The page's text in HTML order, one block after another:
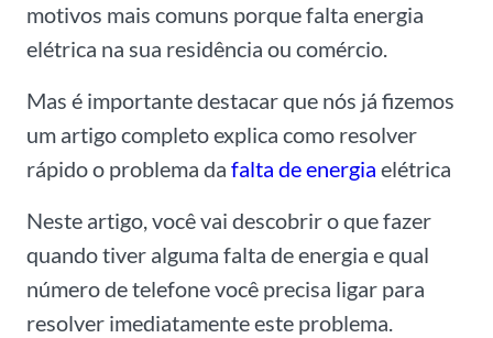
motivos mais comuns porque falta energia
elétrica na sua residência ou comércio.
Mas é importante destacar que nós já fizemos
um artigo completo explica como resolver
rápido o problema da falta de energia elétrica
Neste artigo, você vai descobrir o que fazer
quando tiver alguma falta de energia e qual
número de telefone você precisa ligar para
resolver imediatamente este problema.